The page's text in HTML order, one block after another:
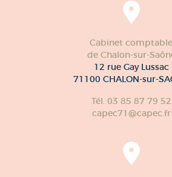
Cabinet comptable
de Chalon-sur-
12 rue Gay Lussac
71100 CHALON-sur-
Tél. 03 85 87 79 52
capec71@capec.fr